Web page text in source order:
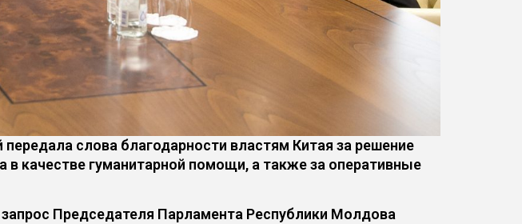
слова благодарности властям Китая за решение
качестве гуманитарной помощи, а также за оперативные
Председателя Парламента Республики Молдова